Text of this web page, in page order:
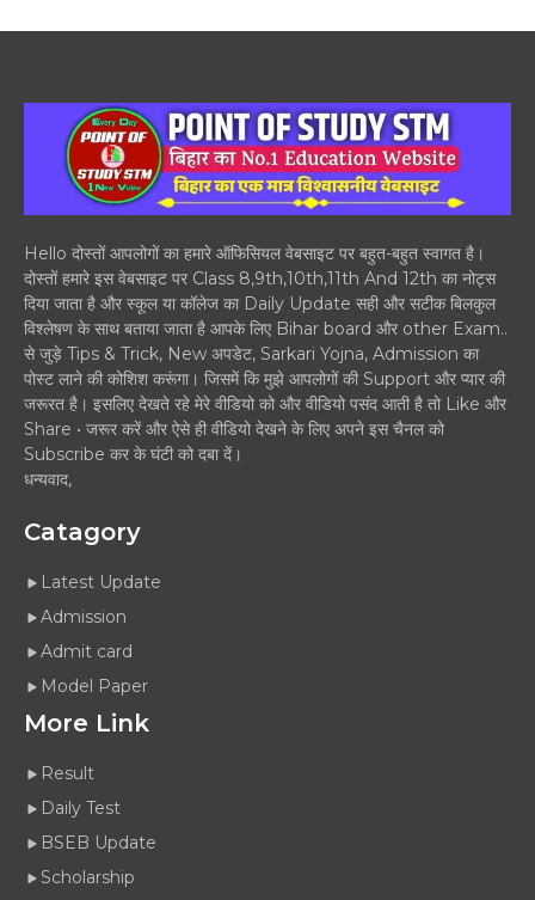
Hello दोस्तों आपलोगों का हमारे ऑफिसियल वेबसाइट पर बहुत-बहुत स्वागत है।
दोस्तों हमारे इस वेबसाइट पर Class 8,9th,10th,11th And 12th का नोट्स
दिया जाता है और स्कूल या कॉलेज का Daily Update सही और सटीक बिलकुल
विश्लेषण के साथ बताया जाता है आपके लिए Bihar board और other Exam..
से जुड़े Tips & Trick, New अपडेट, Sarkari Yojna, Admission का
पोस्ट लाने की कोशिश करूंगा। जिसमें कि मुझे आपलोगों की Support और प्यार की
जरूरत है। इसलिए देखते रहे मेरे वीडियो को और वीडियो पसंद आती है तो Like और
Share • जरूर करें और ऐसे ही वीडियो देखने के लिए अपने इस चैनल को
Subscribe कर के घंटी को दबा दें।
धन्यवाद,
Catagory
Latest Update
Admission
Admit card
Model Paper
More Link
Result
Daily Test
BSEB Update
Scholarship